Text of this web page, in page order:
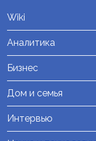
Wiki
Аналитика
Бизнес
Дом и семья
Интервью